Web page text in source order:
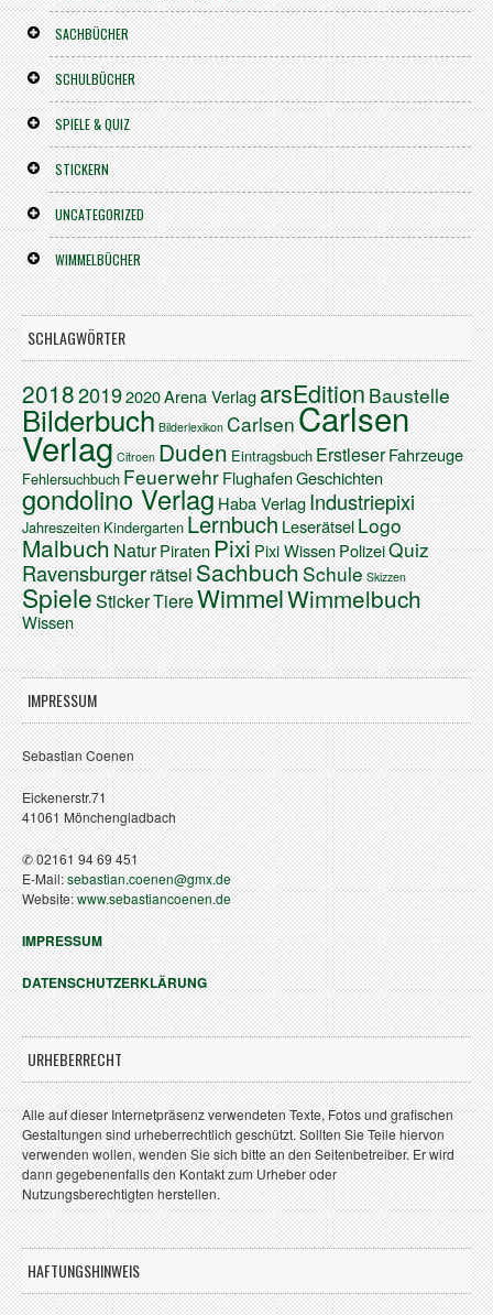
SACHBÜCHER
SCHULBÜCHER
SPIELE & QUIZ
STICKERN
UNCATEGORIZED
WIMMELBÜCHER
SCHLAGWÖRTER
201820192020Arena VerlagarsEditionBaustelle
Bilderbuch Bilderlexikon CarlsenCarlsen
Verlag Citroen DudenEintragsbuchErstleserFahrzeuge
FehlersuchbuchFeuerwehrFlughafenGeschichten
gondolino VerlagHaba VerlagIndustriepixi
JahreszeitenKindergartenLernbuchLeserätselLogo
MalbuchNaturPiratenPixiPixi WissenPolizeiQuiz
RavensburgerrätselSachbuchSchule Skizzen
SpieleStickerTiereWimmelWimmelbuch
Wissen
IMPRESSUM
Sebastian Coenen
Eickenerstr.71
41061 Mönchengladbach
✆ 02161 94 69 451
E-Mail:sebastian.coenen@gmx.de
Website:www.sebastiancoenen.de
IMPRESSUM
DATENSCHUTZERKLÄRUNG
URHEBERRECHT
Alle auf dieser Internetpräsenz verwendeten Texte, Fotos und grafischen
Gestaltungen sind urheberrechtlich geschützt. Sollten Sie Teile hiervon
verwenden wollen, wenden Sie sich bitte an den Seitenbetreiber. Er wird
dann gegebenenfalls den Kontakt zum Urheber oder
Nutzungsberechtigten herstellen.
HAFTUNGSHINWEIS